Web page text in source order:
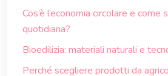
Cos’è l’economia circolare e come
quotidiana?
Bioedilizia: materiali naturali e
Perché scegliere prodotti da